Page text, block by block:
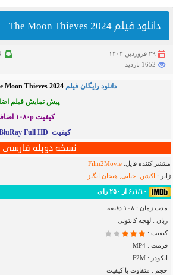
دانلود فیلم The Moon Thieves 2024
۲۹ فروردین ۱۴۰۴
1652 بازدید
دانلود رایگان فیلم Moon Thieves 2024
پیش نمایش فیلم
کیفیت ۱۰۸۰p
کیفیت BluRay Full HD اضافه شد
نسخه دوبله
منتشر کننده فایل: Film2Movie
ژانر : اکشن, جنایی, هیجان انگیز
مدت زمان : ۱۰۸ دقیقه
زبان : لهجه کانتونی
کیفیت :
فرمت : MP4
انکودر : F2M
حجم : متفاوت با کیفیت